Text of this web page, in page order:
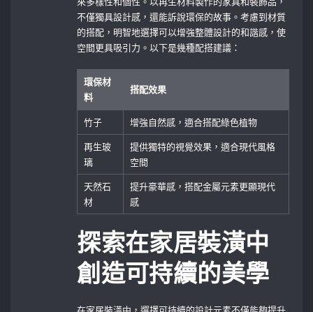
不僅獨具設計感，還能訴說環保的故事。考慮到材質
的搭配，明智地選擇可以增強整體設計的和諧感，使
空間更具吸引力。以下是幾種配搭建議：
環保材
料
搭配效果
竹子
增強自然感，適合搭配綠色植物
再生玻
璃
提供獨特的視覺效果，適合現代風格
空間
天然石
材
提升豪華感，搭配金屬元素更顯現代
感
探索在家居裝潢中
創造可持續的美學